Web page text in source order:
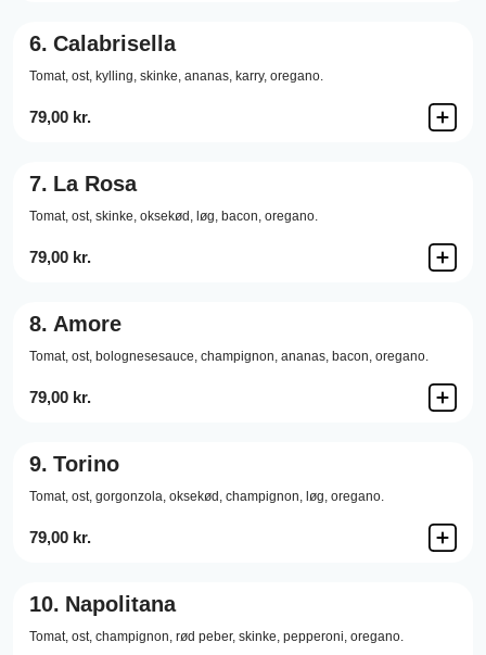
6. Calabrisella
Tomat, ost, kylling, skinke, ananas, karry, oregano.
79,00 kr.
7. La Rosa
Tomat, ost, skinke, oksekød, løg, bacon, oregano.
79,00 kr.
8. Amore
Tomat, ost, bolognesesauce, champignon, ananas, bacon, oregano.
79,00 kr.
9. Torino
Tomat, ost, gorgonzola, oksekød, champignon, løg, oregano.
79,00 kr.
10. Napolitana
Tomat, ost, champignon, rød peber, skinke, pepperoni, oregano.